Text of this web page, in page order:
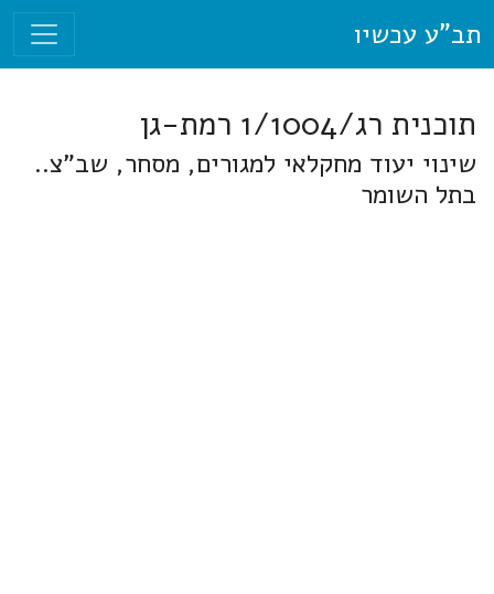
תב"ע עכשיו
תוכנית רג/1/1004 רמת-גן
שינוי יעוד מחקלאי למגורים, מסחר, שב"צ..
בתל השומר